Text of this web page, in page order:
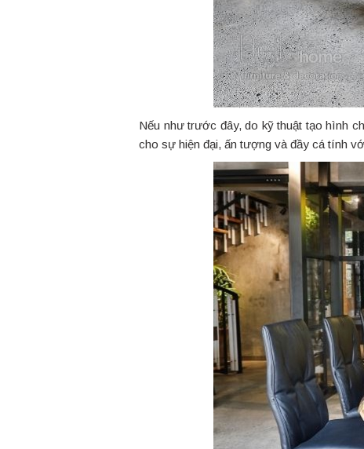
Nếu như trước đây, do kỹ thuật tạo hình
cho sự hiện đại, ấn tượng và đầy cá tính